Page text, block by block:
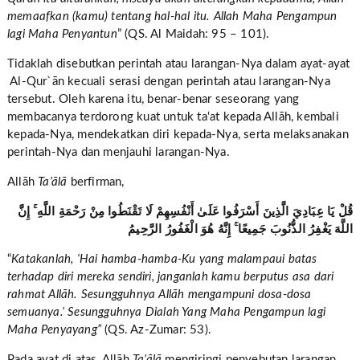
memaafkan (kamu) tentang hal-hal itu. Allah Maha Pengampun
lagi Maha Penyantun” (QS. Al Maidah: 95 – 101).
Tidaklah disebutkan perintah atau larangan-Nya dalam ayat-ayat
Al-Qur`ān kecuali serasi dengan perintah atau larangan-Nya
tersebut. Oleh karena itu, benar-benar seseorang yang
membacanya terdorong kuat untuk ta‘at kepada Allāh, kembali
kepada-Nya, mendekatkan diri kepada-Nya, serta melaksanakan
perintah-Nya dan menjauhi larangan-Nya.
Allāh Ta’ālā berfirman,
قُلْ يَا عِبَادِيَ الَّذِينَ أَسْرَفُوا عَلَىٰ أَنْفُسِهِمْ لَا تَقْنَطُوا مِنْ رَحْمَةِ اللَّهِ ۚ إِنَّ
اللَّهَ يَغْفِرُ الذُّنُوبَ جَمِيعًا ۚ إِنَّهُ هُوَ الْغَفُورُ الرَّحِيمُ
“Katakanlah, ‘Hai hamba-hamba-Ku yang malampaui batas
terhadap diri mereka sendiri, janganlah kamu berputus asa dari
rahmat Allāh. Sesungguhnya Allāh mengampuni dosa-dosa
semuanya.’ Sesungguhnya Dialah Yang Maha Pengampun lagi
Maha Penyayang”(QS. Az-Zumar: 53).